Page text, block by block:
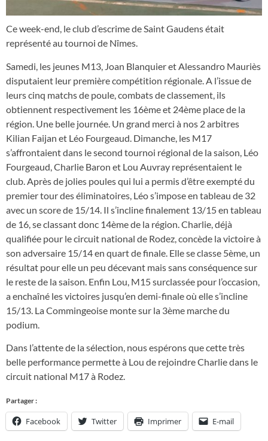
Ce week-end, le club d’escrime de Saint Gaudens était
représenté au tournoi de Nîmes.
Samedi, les jeunes M13, Joan Blanquier et Alessandro Mauriès
disputaient leur première compétition régionale. A l’issue de
leurs cinq matchs de poule, combats de classement, ils
obtiennent respectivement les 16ème et 24ème place de la
région. Une belle journée. Un grand merci à nos 2 arbitres
Kilian Faijan et Léo Fourgeaud. Dimanche, les M17
s’affrontaient dans le second tournoi régional de la saison, Léo
Fourgeaud, Charlie Baron et Lou Auvray représentaient le
club. Après de jolies poules qui lui a permis d’être exempté du
premier tour des éliminatoires, Léo s’impose en tableau de 32
avec un score de 15/14. Il s’incline finalement 13/15 en tableau
de 16, se classant donc 14ème de la région. Charlie, déjà
qualifiée pour le circuit national de Rodez, concède la victoire à
son adversaire 15/14 en quart de finale. Elle se classe 5ème, un
résultat pour elle un peu décevant mais sans conséquence sur
le reste de la saison. Enfin Lou, M15 surclassée pour l’occasion,
a enchaîné les victoires jusqu’en demi-finale où elle s’incline
15/13. La Commingeoise monte sur la 3ème marche du
podium.
Dans l’attente de la sélection, nous espérons que cette très
belle performance permette à Lou de rejoindre Charlie dans le
circuit national M17 à Rodez.
Partager :
Facebook Twitter Imprimer E-mail